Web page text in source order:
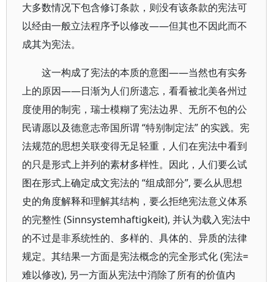
大多数情况下包含修订条款，则没有该条款的宪法可
以经由一般立法程序予以修改——但其也不因此而不
成其为宪法。
这一构成了宪法的本质的意图——当然也有实务
上的原因——日渐为人们所遗忘，看看被北美各州过
度使用的制宪，瑞士模糊了宪法边界、无所不包的公
民请愿以及德意志帝国所谓 “特别制定法” 的实践。宪
法规范的思想关联变得无足轻重，人们在宪法中看到
的只是形式上并列的素材多样性。因此，人们要么试
图在形式上确定成文宪法的 “组成部分”, 要么从思想
史的角度解释和理解其结构，要么拒绝宪法意义体系
的完整性 (Sinnsystemhaftigkeit), 并认为载入宪法中
的不过是非系统性的、多样的、具体的、异质的法律
规定。其结果一方面是宪法概念的完全形式化 (宪法=
难以修改), 另一方面从宪法中消除了所有的价值内